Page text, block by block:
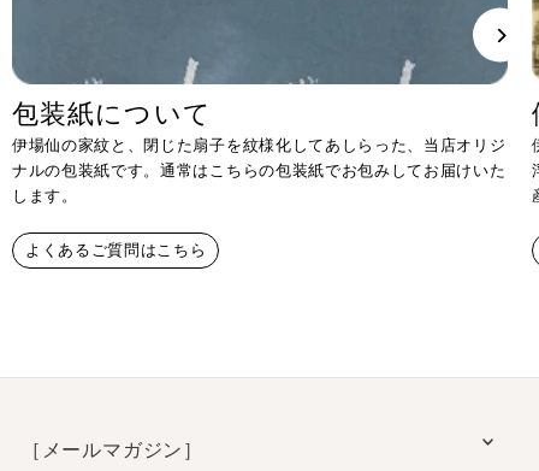
包装紙について
伊場仙の家紋と、閉じた扇子を紋様化してあしらった、当店オリジ
ナルの包装紙です。通常はこちらの包装紙でお包みしてお届けいた
します。
よくあるご質問はこちら
［メールマガジン］